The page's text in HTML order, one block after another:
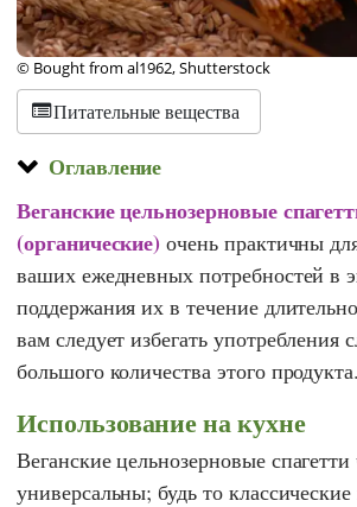
© Bought from al1962, Shutterstock
Питательные вещества
Оглавление
Веганскиецельнозерновые
(органические) очень практичны
ваших ежедневных потребностей в
поддержания их в течение
вам следует избегать употребления
большого количества этого продукта.
Использование на кухне
Веганские цельнозерновые
универсальны; будь то